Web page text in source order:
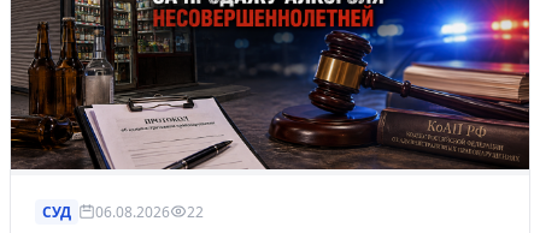
СУД 06.08.2026 22